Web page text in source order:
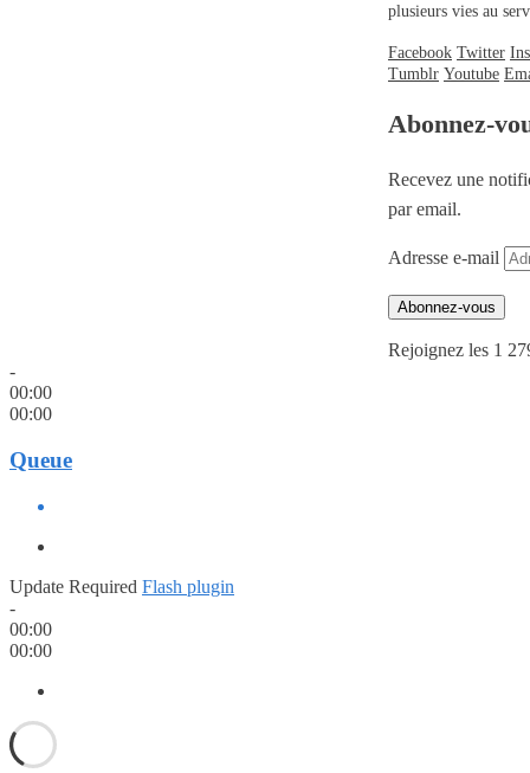
plusieurs vies au
Facebook Twitter
Tumblr Youtube
Abonnez-
Recevez une
par email.
Adresse e-mail
Abonnez-vous
Rejoignez les 1
-
00:00
00:00
Queue
Update Required Flash plugin
-
00:00
00:00